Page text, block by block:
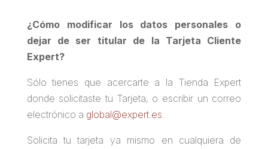
¿Cómo modificar los datos personales o
dejar de ser titular de la Tarjeta Cliente
Expert?
Sólo tienes que acercarte a la Tienda Expert
donde solicitaste tu Tarjeta, o escribir un correo
electrónico a global@expert.es
Solicita tu tarjeta ya mismo en cualquiera de